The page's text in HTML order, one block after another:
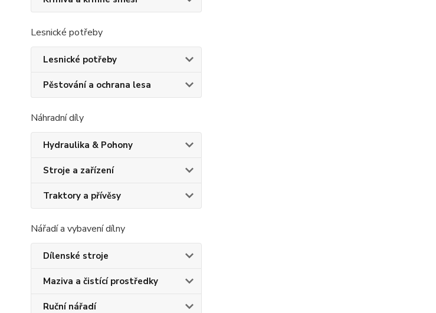
Lesnické potřeby
Lesnické potřeby
Pěstování a ochrana lesa
Náhradní díly
Hydraulika & Pohony
Stroje a zařízení
Traktory a přívěsy
Nářadí a vybavení dílny
Dílenské stroje
Maziva a čistící prostředky
Ruční nářadí